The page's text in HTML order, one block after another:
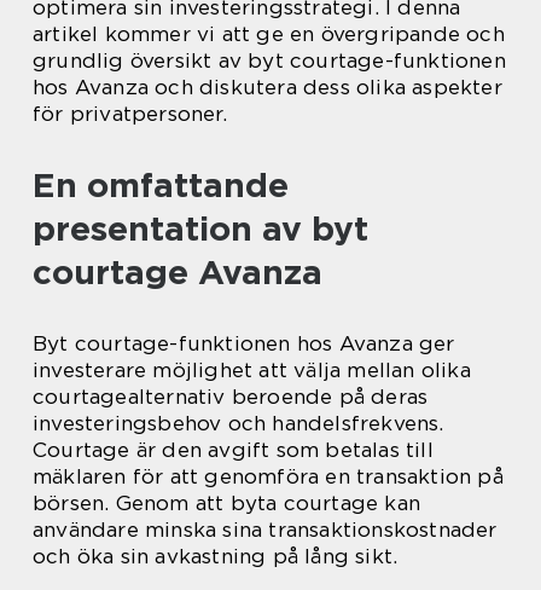
optimera sin investeringsstrategi. I denna
artikel kommer vi att ge en övergripande och
grundlig översikt av byt courtage-funktionen
hos Avanza och diskutera dess olika aspekter
för privatpersoner.
En omfattande
presentation av byt
courtage Avanza
Byt courtage-funktionen hos Avanza ger
investerare möjlighet att välja mellan olika
courtagealternativ beroende på deras
investeringsbehov och handelsfrekvens.
Courtage är den avgift som betalas till
mäklaren för att genomföra en transaktion på
börsen. Genom att byta courtage kan
användare minska sina transaktionskostnader
och öka sin avkastning på lång sikt.